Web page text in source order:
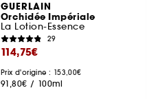
GUERLAIN
Orchidée Impériale
La Lotion-Essence
29
114,75€
Prix d'origine : 153,00€
91,80€ / 100ml